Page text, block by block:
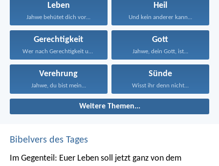
Leben
Jahwe behütet dich vor...
Heil
Und kein anderer kann...
Gerechtigkeit
Wer nach Gerechtigkeit und...
Gott
Jahwe, dein Gott, ist...
Verehrung
Jahwe, du bist mein...
Sünde
Wisst ihr denn nicht...
Weitere Themen...
Bibelvers des Tages
Im Gegenteil: Euer Leben soll jetzt ganz von dem